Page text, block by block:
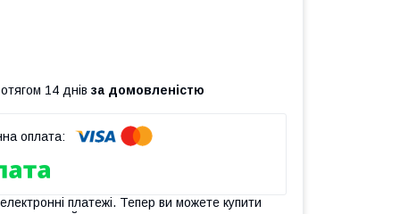
14 днів за домовленістю
платежі. Тепер ви можете купити